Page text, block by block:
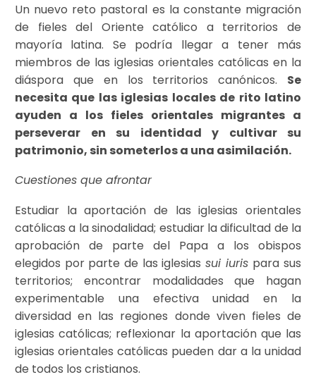
Un nuevo reto pastoral es la constante migración
de fieles del Oriente católico a territorios de
mayoría latina. Se podría llegar a tener más
miembros de las iglesias orientales católicas en la
diáspora que en los territorios canónicos. Se
necesita que las iglesias locales de rito latino
ayuden a los fieles orientales migrantes a
perseverar en su identidad y cultivar su
patrimonio, sin someterlos a una asimilación.
Cuestiones que afrontar
Estudiar la aportación de las iglesias orientales
católicas a la sinodalidad; estudiar la dificultad de la
aprobación de parte del Papa a los obispos
elegidos por parte de las iglesias sui iuris para sus
territorios; encontrar modalidades que hagan
experimentable una efectiva unidad en la
diversidad en las regiones donde viven fieles de
iglesias católicas; reflexionar la aportación que las
iglesias orientales católicas pueden dar a la unidad
de todos los cristianos.